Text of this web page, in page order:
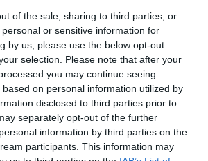
of the sale, sharing to third parties, or
or sensitive information for
by us, please use the below opt-out
selection. Please note that after your
you may continue seeing
on personal information utilized by
disclosed to third parties prior to
separately opt-out of the further
information by third parties on the
participants. This information may
08/08/26 06:00
no admite el gaymonio...
en otros miembros de la Unión
López 08/08/26 06:00
más responsables: no siempre el